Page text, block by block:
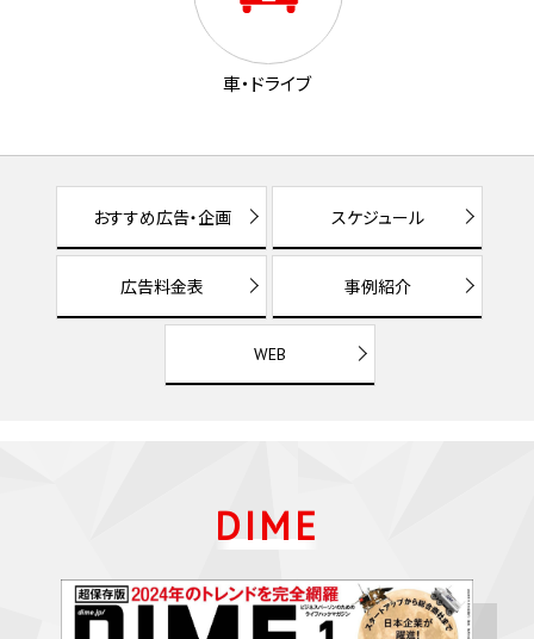
車・ドライブ
おすすめ広告・企画 スケジュール
広告料金表 事例紹介
WEB
DIME